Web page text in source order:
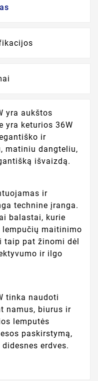
yra aukštos
yra keturios 36W
ir
matiniu dangteliu,
išvaizdą.
ir
technine įranga.
balastai, kurie
maitinimo
taip pat žinomi dėl
ir ilgo
tinka naudoti
namus, biurus ir
lemputės
paskirstymą,
erdves.